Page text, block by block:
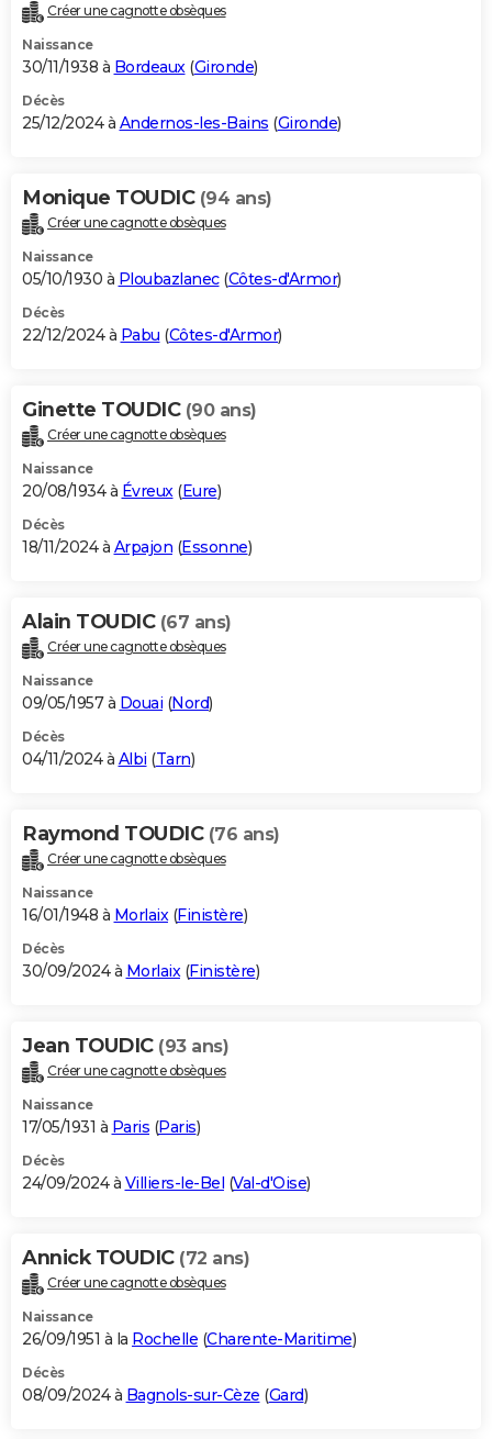
Créer une cagnotte obsèques
Naissance
30/11/1938 à Bordeaux(Gironde)
Décès
25/12/2024 à Andernos-les-Bains (Gironde)
Monique TOUDIC (94 ans)
Créer une cagnotte obsèques
Naissance
05/10/1930 à Ploubazlanec(Côtes-d'Armor)
Décès
22/12/2024 à Pabu (Côtes-d'Armor)
Ginette TOUDIC (90 ans)
Créer une cagnotte obsèques
Naissance
20/08/1934 à Évreux(Eure)
Décès
18/11/2024 à Arpajon (Essonne)
Alain TOUDIC (67 ans)
Créer une cagnotte obsèques
Naissance
09/05/1957 à Douai (Nord)
Décès
04/11/2024 à Albi (Tarn)
Raymond TOUDIC (76 ans)
Créer une cagnotte obsèques
Naissance
16/01/1948 à Morlaix(Finistère)
Décès
30/09/2024 à Morlaix(Finistère)
Jean TOUDIC (93 ans)
Créer une cagnotte obsèques
Naissance
17/05/1931 à Paris (Paris)
Décès
24/09/2024 à Villiers-le-Bel (Val-d'Oise)
Annick TOUDIC (72 ans)
Créer une cagnotte obsèques
Naissance
26/09/1951 à la Rochelle (Charente-Maritime)
Décès
08/09/2024 à Bagnols-sur-Cèze (Gard)